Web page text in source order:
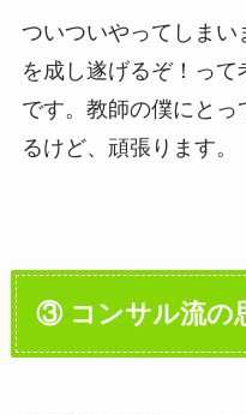
ついついやってしまい
を成し遂げるぞ！っ
です。教師の僕にと
るけど、頑張ります。
③ コンサル流の